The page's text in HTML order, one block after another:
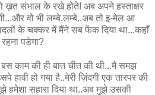
ख़त संभाल के रखे होते! अब अपने हस्ताक्षर
वो भी लम्बे,लम्बे..अब तो इ-मेल आ
के चक्कर में मैंने सब फेंक दिया था...कहाँ
पडेगा?
काम की ही बात चीत की थी...मै समझ
हावी हो गया है..मेरी ज़िंदगी एक तारपर की
हमेशा सहारा दिया था..अब मुझे उसकी